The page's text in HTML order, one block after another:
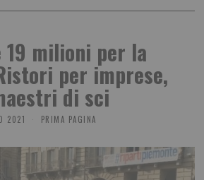
19 milioni per la
per imprese,
di sci
2021 PRIMA PAGINA